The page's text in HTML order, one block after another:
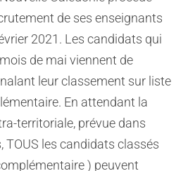
de ses enseignants
2021. Les candidats qui
de mai viennent de
leur classement sur liste
En attendant la
territoriale, prévue dans
TOUS les candidats classés
) peuvent